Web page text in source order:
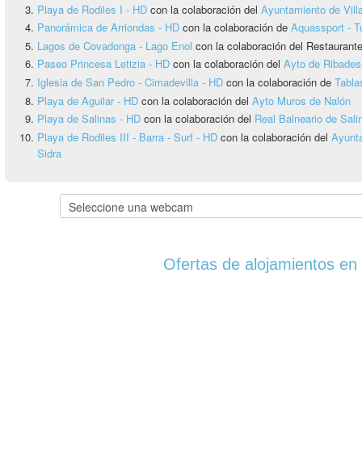
Playa de Rodiles I - HD con la colaboración del Ayuntamiento de
Panorámica de Arriondas - HD con la colaboración de Aquassport -
Lagos de Covadonga - Lago Enol con la colaboración del
Paseo Princesa Letizia - HD con la colaboración del Ayto de
Iglesia de San Pedro - Cimadevilla - HD con la colaboración de
Playa de Aguilar - HD con la colaboración del Ayto Muros de Nalón
Playa de Salinas - HD con la colaboración del Real Balneario de
Playa de Rodiles III - Barra - Surf - HD con la colaboración del
Sidra
Ofertas de alojamientos en